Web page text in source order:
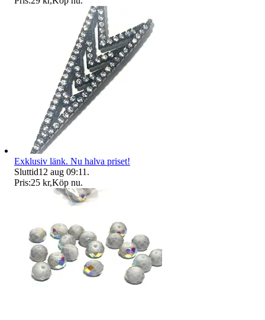
Exklusiv länk. Nu halva priset!
Sluttid12 aug 09:11 .
Pris:25 kr,Köp nu.